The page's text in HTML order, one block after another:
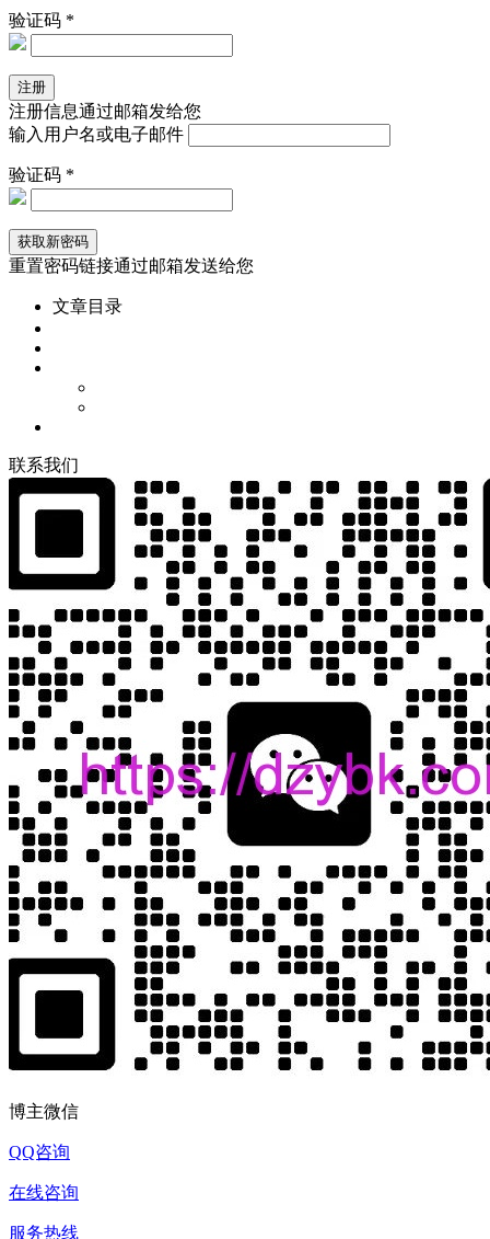
验证码 *
注册信息通过邮箱发给您
输入用户名或电子邮件
验证码 *
重置密码链接通过邮箱发送给您
文章目录
联系我们
博主微信
QQ咨询
在线咨询
服务热线